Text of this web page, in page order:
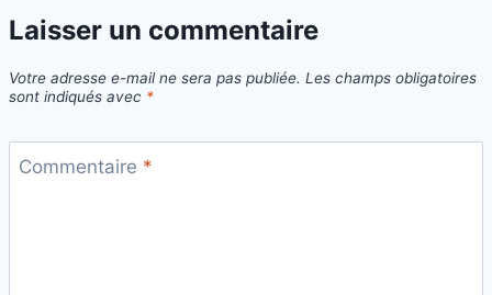
Laisser un commentaire
Votre adresse e-mail ne sera pas publiée. Les champs obligatoires
sont indiqués avec *
Commentaire *